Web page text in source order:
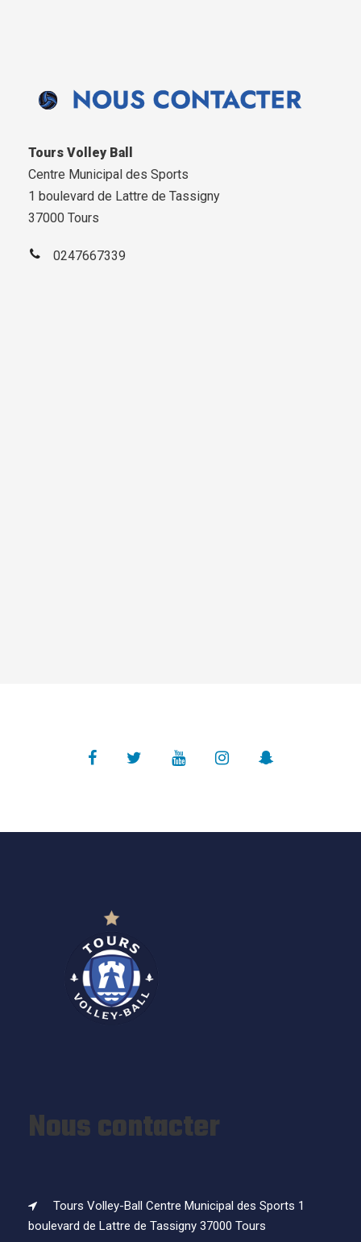
Tours Volley Ball
Centre Municipal des Sports
1 boulevard de Lattre de Tassigny
37000 Tours
0247667339
Nous contacter
Tours Volley-Ball Centre Municipal des Sports 1
boulevard de Lattre de Tassigny 37000 Tours